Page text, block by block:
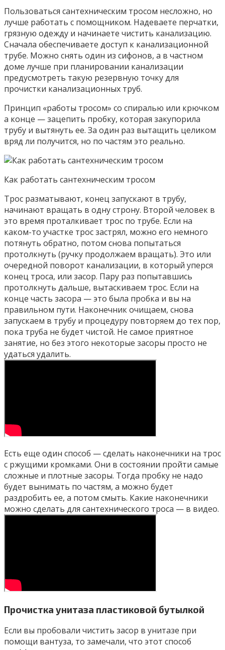
Пользоваться сантехническим тросом несложно, но
лучше работать с помощником. Надеваете перчатки,
грязную одежду и начинаете чистить канализацию.
Сначала обеспечиваете доступ к канализационной
трубе. Можно снять один из сифонов, а в частном
доме лучше при планировании канализации
предусмотреть такую резервную точку для
прочистки канализационных труб.
Принцип «работы тросом» со спиралью или крючком
а конце — зацепить пробку, которая закупорила
трубу и вытянуть ее. За один раз вытащить целиком
вряд ли получится, но по частям это реально.
Как работать сантехническим тросом
Трос разматывают, конец запускают в трубу,
начинают вращать в одну строну. Второй человек в
это время проталкивает трос по трубе. Если на
каком-то участке трос застрял, можно его немного
потянуть обратно, потом снова попытаться
протолкнуть (ручку продолжаем вращать). Это или
очередной поворот канализации, в который уперся
конец троса, или засор. Пару раз попытавшись
протолкнуть дальше, вытаскиваем трос. Если на
конце часть засора — это была пробка и вы на
правильном пути. Наконечник очищаем, снова
запускаем в трубу и процедуру повторяем до тех пор,
пока труба не будет чистой. Не самое приятное
занятие, но без этого некоторые засоры просто не
удаться удалить.
Есть еще один способ — сделать наконечники на трос
с ржущими кромками. Они в состоянии пройти самые
сложные и плотные засоры. Тогда пробку не надо
будет вынимать по частям, а можно будет
раздробить ее, а потом смыть. Какие наконечники
можно сделать для сантехнического троса — в видео.
Прочистка унитаза пластиковой бутылкой
Если вы пробовали чистить засор в унитазе при
помощи вантуза, то замечали, что этот способ